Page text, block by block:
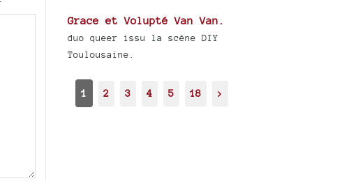
Grace et Volupté Van Van.
duo queer issu la scène DIY
Toulousaine.
1 2 3 4 5 18 >